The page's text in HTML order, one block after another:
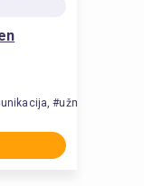
#užmegzti